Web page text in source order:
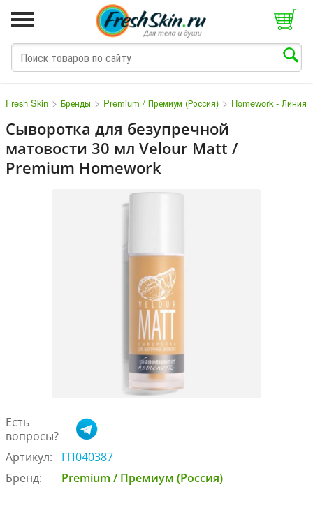
Fresh Skin > Бренды > Premium / Премиум (Россия) > Homework - Линия
Сыворотка для безупречной
матовости 30 мл Velour Matt /
Premium Homework
Есть
вопросы?
Артикул:
ГП040387
Бренд:
Premium / Премиум (Россия)
M N O P Q S T